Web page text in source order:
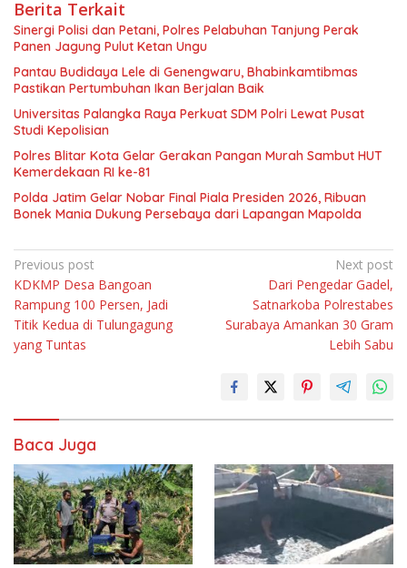
Berita Terkait
Sinergi Polisi dan Petani, Polres Pelabuhan Tanjung Perak
Panen Jagung Pulut Ketan Ungu
Pantau Budidaya Lele di Genengwaru, Bhabinkamtibmas
Pastikan Pertumbuhan Ikan Berjalan Baik
Universitas Palangka Raya Perkuat SDM Polri Lewat Pusat
Studi Kepolisian
Polres Blitar Kota Gelar Gerakan Pangan Murah Sambut HUT
Kemerdekaan RI ke-81
Polda Jatim Gelar Nobar Final Piala Presiden 2026, Ribuan
Bonek Mania Dukung Persebaya dari Lapangan Mapolda
Navigasi
pos
Previous post
KDKMP Desa Bangoan
Rampung 100 Persen, Jadi
Titik Kedua di Tulungagung
yang Tuntas
Next post
Dari Pengedar Gadel,
Satnarkoba Polrestabes
Surabaya Amankan 30 Gram
Lebih Sabu
Baca Juga